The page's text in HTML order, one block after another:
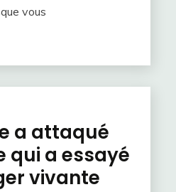
vous
a attaqué
qui a essayé
vivante